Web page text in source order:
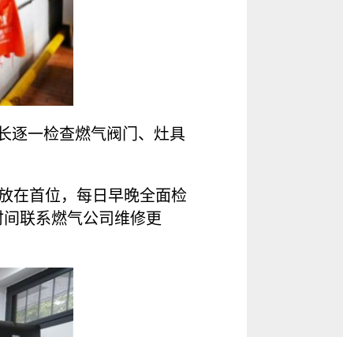
逐一检查燃气阀门、灶具
在首位，每日早晚全面检
联系燃气公司维修更